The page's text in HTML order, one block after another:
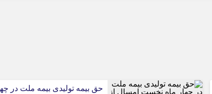
حق بیمه تولیدی بیمه ملت در